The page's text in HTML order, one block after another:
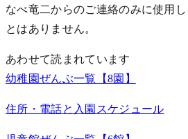
なべ竜二からのご連絡のみに使用
とはありません。
あわせて読まれています
幼稚園ぜんぶ一覧【8園】
住所・電話と入園スケジュール